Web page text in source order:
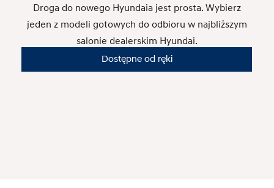
Droga do nowego Hyundaia jest prosta. Wybierz
jeden z modeli gotowych do odbioru w najbliższym
salonie dealerskim Hyundai.
Dostępne od ręki